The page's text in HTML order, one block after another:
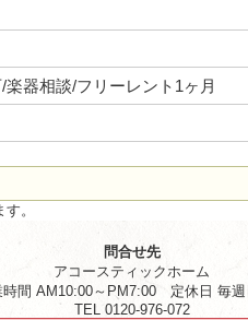
器相談/フリーレント1ヶ月
。
問合せ先
アコースティックホーム
時間 AM10:00～PM7:00 定休日 毎週
TEL 0120-976-072